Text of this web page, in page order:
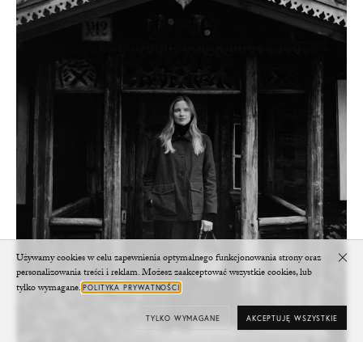
Używamy cookies w celu zapewnienia optymalnego funkcjonowania strony oraz
personalizowania treści i reklam. Możesz zaakceptować wszystkie cookies, lub
tylko wymagane.POLITYKA PRYWATNOŚCI
AKCEPTUJĘ WSZYSTKIE
TYLKO WYMAGANE